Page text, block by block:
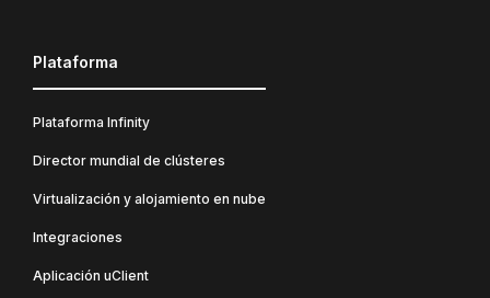
Plataforma
Plataforma Infinity
Director mundial de clústeres
Virtualización y alojamiento en nube
Integraciones
Aplicación uClient